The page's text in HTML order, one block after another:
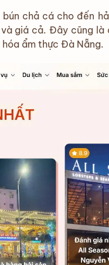
chả cá cho đến
giá cả. Đây cũng là
ẩm thực Đà Nẵng.